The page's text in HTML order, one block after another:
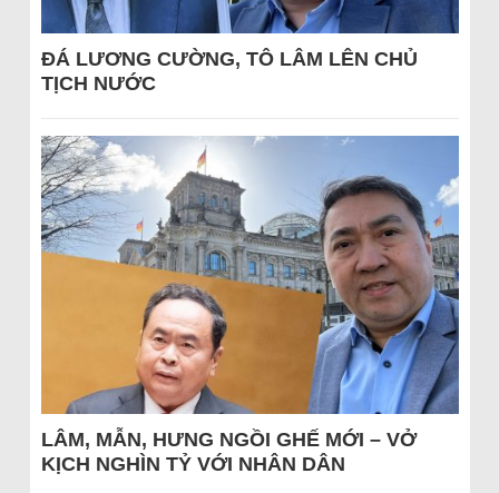
ĐÁ LƯƠNG CƯỜNG, TÔ LÂM LÊN CHỦ
TỊCH NƯỚC
LÂM, MẪN, HƯNG NGỒI GHẾ MỚI – VỞ
KỊCH NGHÌN TỶ VỚI NHÂN DÂN